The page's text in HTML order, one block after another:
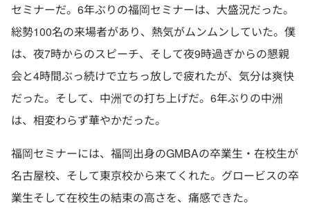
セミナーだ。6年ぶりの福岡セミナーは、大盛況だった。
総勢100名の来場者があり、熱気がムンムンしていた。僕
は、夜7時からのスピーチ、そして夜9時過ぎからの懇親
会と4時間ぶっ続けで立ちっ放しで疲れたが、気分は爽快
だった。そして、中洲での打ち上げだ。6年ぶりの中洲
は、相変わらず華やかだった。
福岡セミナーには、福岡出身のGMBAの卒業生・在校生が
名古屋校、そして東京校から来てくれた。グロービスの卒
業生そして在校生の結束の高さを、痛感できた。